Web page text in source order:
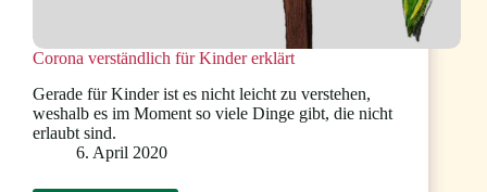
Corona verständlich für Kinder erklärt
Gerade für Kinder ist es nicht leicht zu verstehen,
weshalb es im Moment so viele Dinge gibt, die nicht
erlaubt sind.
6. April 2020